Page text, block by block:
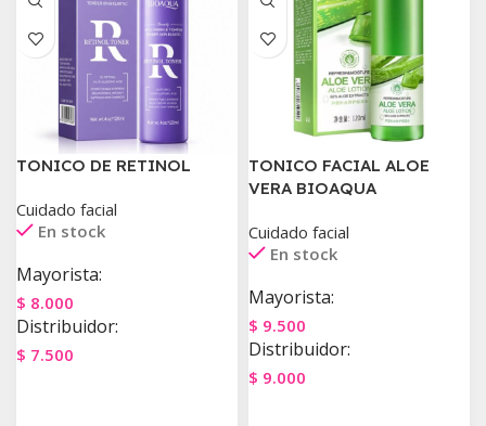
TONICO DE RETINOL
Cuidado facial
En stock
Mayorista:
$ 8.000
Distribuidor:
$ 7.500
TONICO FACIAL ALOE
VERA BIOAQUA
Cuidado facial
En stock
Mayorista:
$ 9.500
Distribuidor:
$ 9.000